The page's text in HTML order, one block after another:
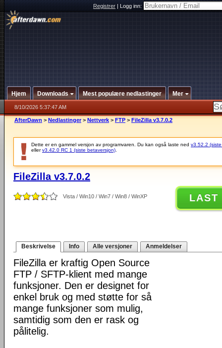
Registrer|Logg inn:
Hjem Downloads Mest populære nedlastinger Mer
8/10/2026 5:37:47 AM
AfterDawn > Nedlastinger > Nettverk > FTP > FileZilla v3.7.0.2
Dette er en gammel versjon av programvaren. Du kan også laste ned v3.52.2
ellerv3.42.0 RC 1 (siste betaversjon)
FileZilla v3.7.0.2
Vista / Win10 / Win7 / Win8 / WinXP LAST
Beskrivelse Info Alle versjoner Anmeldelser
FileZilla er kraftig Open Source
FTP / SFTP-klient med mange
funksjoner. Den er designet for
enkel bruk og med støtte for så
mange funksjoner som mulig,
samtidig som den er rask og
pålitelig.